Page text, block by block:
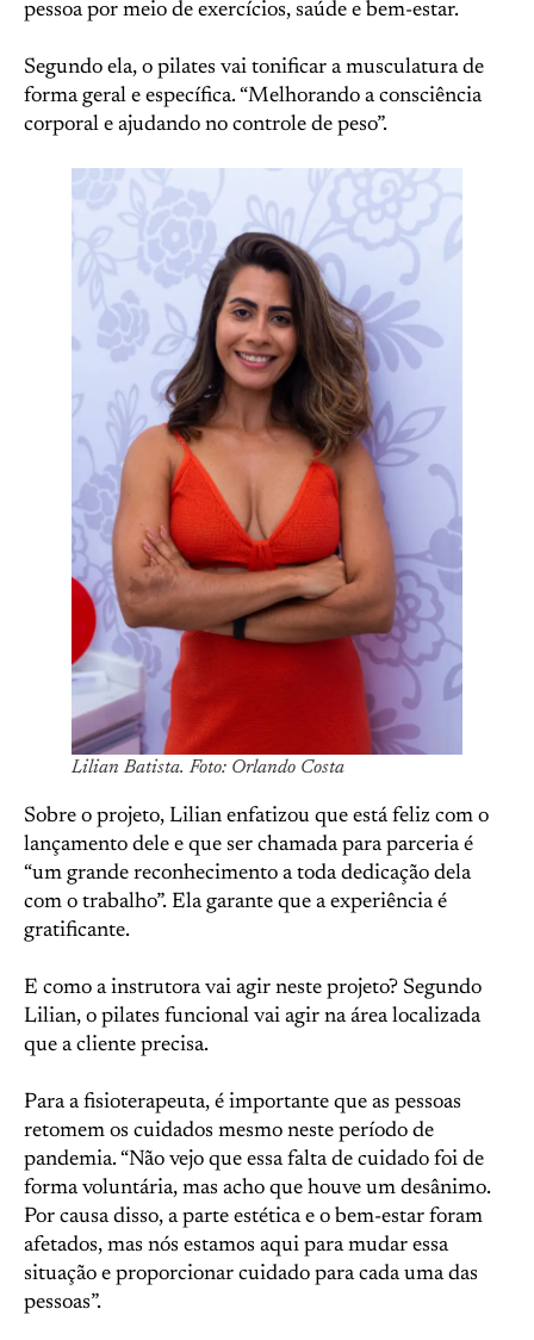
pessoa por meio de exercícios, saúde e bem-estar.
Segundo ela, o pilates vai tonificar a musculatura de
forma geral e específica. “Melhorando a consciência
corporal e ajudando no controle de peso”.
Lilian Batista. Foto: Orlando Costa
Sobre o projeto, Lilian enfatizou que está feliz com o
lançamento dele e que ser chamada para parceria é
“um grande reconhecimento a toda dedicação dela
com o trabalho”. Ela garante que a experiência é
gratificante.
E como a instrutora vai agir neste projeto? Segundo
Lilian, o pilates funcional vai agir na área localizada
que a cliente precisa.
Para a fisioterapeuta, é importante que as pessoas
retomem os cuidados mesmo neste período de
pandemia. “Não vejo que essa falta de cuidado foi de
forma voluntária, mas acho que houve um desânimo.
Por causa disso, a parte estética e o bem-estar foram
afetados, mas nós estamos aqui para mudar essa
situação e proporcionar cuidado para cada uma das
pessoas”.